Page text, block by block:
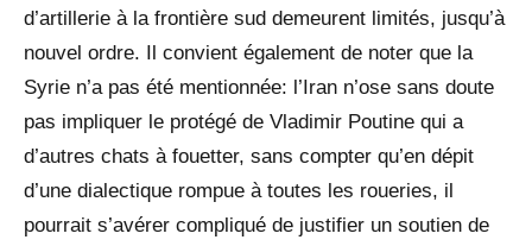
d’artillerie à la frontière sud demeurent limités, jusqu’à
nouvel ordre. Il convient également de noter que la
Syrie n’a pas été mentionnée: l’Iran n’ose sans doute
pas impliquer le protégé de Vladimir Poutine qui a
d’autres chats à fouetter, sans compter qu’en dépit
d’une dialectique rompue à toutes les roueries, il
pourrait s’avérer compliqué de justifier un soutien de